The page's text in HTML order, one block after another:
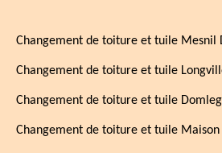
Changement de toiture et tuile Mesnil
Changement de toiture et tuile
Changement de toiture et tuile
Changement de toiture et tuile Maison